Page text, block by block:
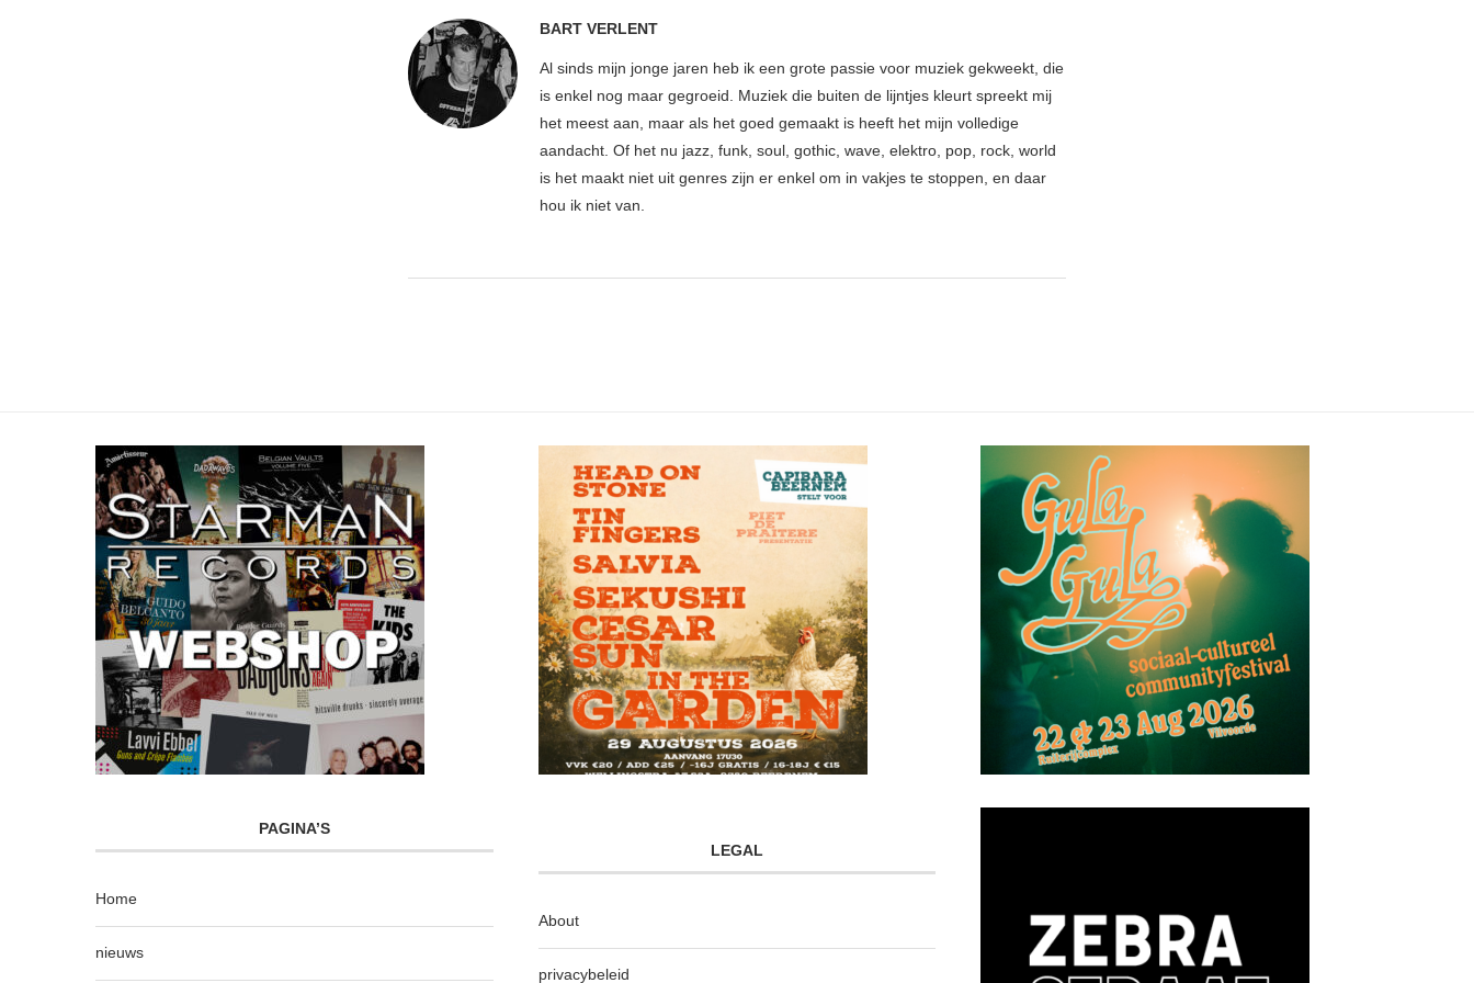
BART VERLENT
Al sinds mijn jonge jaren heb ik een grote passie voor muziek gekweekt, die
is enkel nog maar gegroeid. Muziek die buiten de lijntjes kleurt spreekt mij
het meest aan, maar als het goed gemaakt is heeft het mijn volledige
aandacht. Of het nu jazz, funk, soul, gothic, wave, elektro, pop, rock, world
is het maakt niet uit genres zijn er enkel om in vakjes te stoppen, en daar
hou ik niet van.
PAGINA’S
Home
nieuws
LEGAL
About
privacybeleid